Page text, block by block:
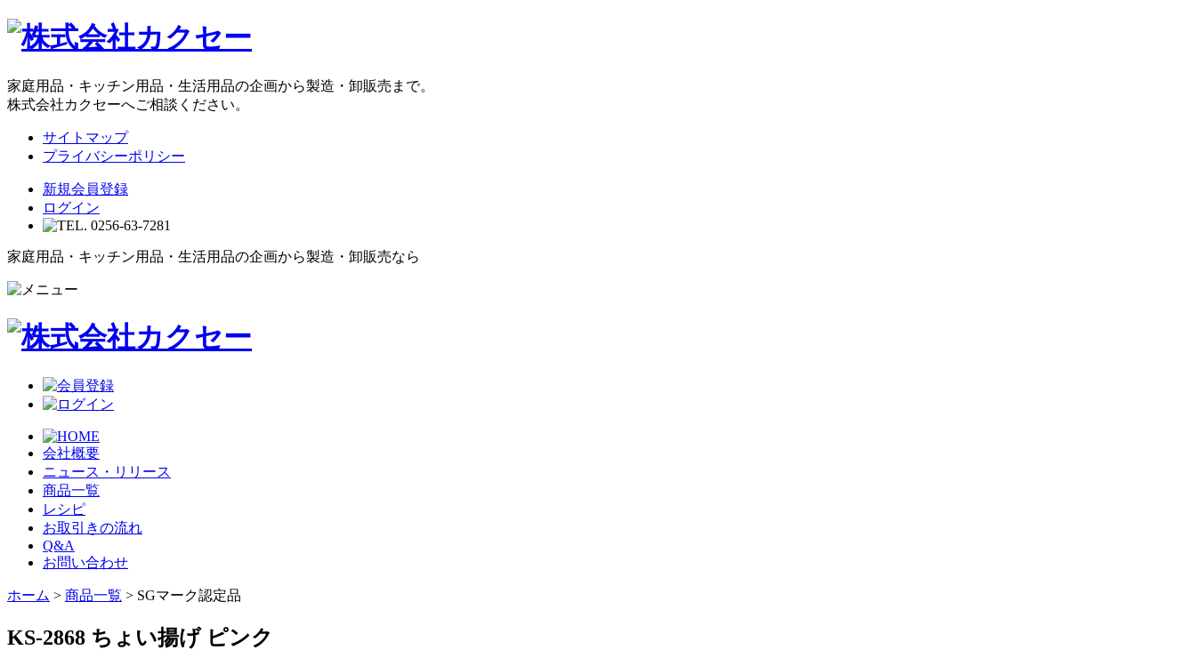
家庭用品・キッチン用品・生活用品の企画から製造・卸販売まで。
株式会社カクセーへご相談ください。
サイトマップ
プライバシーポリシー
新規会員登録
ログイン
家庭用品・キッチン用品・生活用品の企画から製造・卸販売なら
会社概要
ニュース・リリース
商品一覧
レシピ
お取引きの流れ
Q&A
お問い合わせ
ホーム > 商品一覧 > SGマーク認定品
KS-2868 ちょい揚げ ピンク